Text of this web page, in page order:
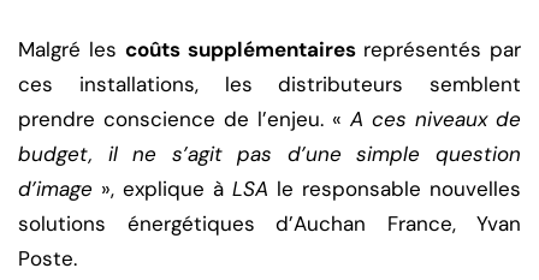
Malgré les coûts supplémentaires représentés par
ces installations, les distributeurs semblent
prendre conscience de l’enjeu. « A ces niveaux de
budget, il ne s’agit pas d’une simple question
d’image », explique à LSA le responsable nouvelles
solutions énergétiques d’Auchan France, Yvan
Poste.